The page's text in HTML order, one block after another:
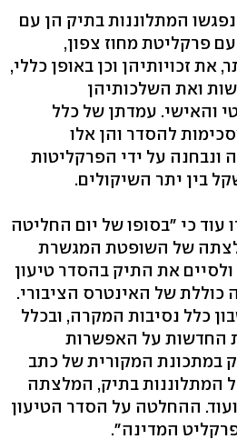
המתלוננות בתיק הן עם
פרקליטת מחוז צפון,
את זכויותיהן וכן באופן כללי,
ואת השלכותיהן
והאישי. עמדתן של כלל
להסדר והן אלו
ונבחנה על ידי הפרקליטות
בין יתר השיקולים.
כי "בסופו של יום החליטה
של השופטת המגשרת
את התיק בהסדר טיעון
כוללת של האינטרס הציבורי.
כלל נסיבות המקרה, ובכלל
החדשות על האפשרות
במתכונת המקורית של כתב
המתלוננות בתיק, המלצתה
ההחלטה על הסדר הטיעון
המדינה".